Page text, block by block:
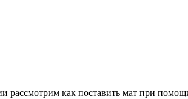
рассмотрим как поставить мат при